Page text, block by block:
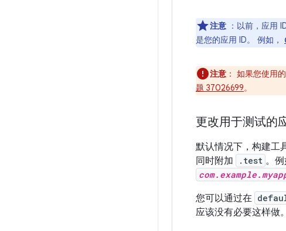
注意 ：以前，应用
是您的应用 ID。 例如，
注意 ： 如果您使用
题 37026699。
更改用于测试的
默认情况下，构建工
同时附加
.test 。
您可以通过在
应该没有必要这样做。